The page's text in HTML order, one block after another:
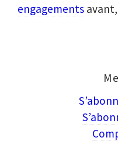
engagementsavant,